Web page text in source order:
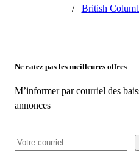
/
British
Ne ratez pas les meilleures offres
M’informer par courriel des
annonces